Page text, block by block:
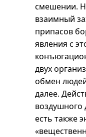
смешении.
взаимный
припасов
явления с
двух
обмен
далее.
воздушного
есть также